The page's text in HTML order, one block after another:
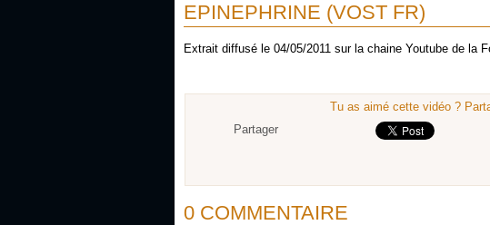
EPINEPHRINE (VOST FR)
Extrait diffusé le 04/05/2011 sur la chaine Youtube de la
Tu as aimé cette vidéo ?
Partager
0 COMMENTAIRE